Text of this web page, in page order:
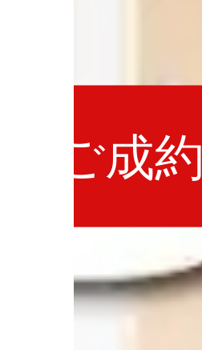
ご成